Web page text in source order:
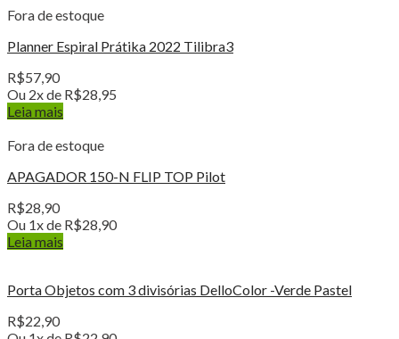
Fora de estoque
Planner Espiral Prátika 2022 Tilibra3
R$57,90
Ou 2x de R$28,95
Leia mais
Fora de estoque
APAGADOR 150-N FLIP TOP Pilot
R$28,90
Ou 1x de R$28,90
Leia mais
Porta Objetos com 3 divisórias DelloColor -Verde Pastel
R$22,90